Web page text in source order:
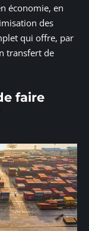
économie, en
des
qui offre, par
transfert de
faire